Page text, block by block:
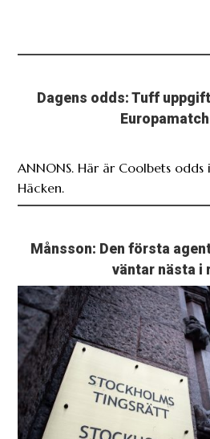
Dagens odds: Tuff
ANNONS. Här är Coolbets
Häcken.
Månsson: Den första
väntar nästa i